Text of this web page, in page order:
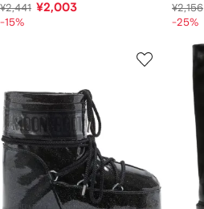
¥2,441 ¥2,003
-15%
¥2,156
-25%